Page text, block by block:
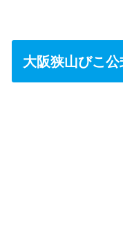
大阪狭山びこ